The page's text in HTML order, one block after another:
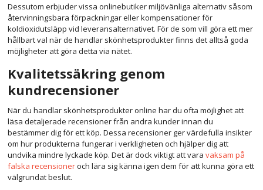
Dessutom erbjuder vissa onlinebutiker miljövänliga alternativ såsom
återvinningsbara förpackningar eller kompensationer för
koldioxidutsläpp vid leveransalternativet. För de som vill göra ett mer
hållbart val när de handlar skönhetsprodukter finns det alltså goda
möjligheter att göra detta via nätet.
Kvalitetssäkring genom
kundrecensioner
När du handlar skönhetsprodukter online har du ofta möjlighet att
läsa detaljerade recensioner från andra kunder innan du
bestämmer dig för ett köp. Dessa recensioner ger värdefulla insikter
om hur produkterna fungerar i verkligheten och hjälper dig att
undvika mindre lyckade köp. Det är dock viktigt att varavaksam på
falska recensioneroch lära sig känna igen dem för att kunna göra ett
välgrundat beslut.